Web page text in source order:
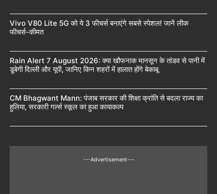
Vivo V80 Lite 5G को ये 3 फीचर्स बनाएंगे सबसे स्पेशल! जानें लीक
फीचर्स-कीमत
Rain Alert 7 August 2026: क्या खौफनाक मानसून के तांडव से पानी में
डूबेगी दिल्ली और यूपी, जानिए किन शहरों में हालात होंगे बेकाबू
CM Bhagwant Mann: पंजाब सरकार की शिक्षा क्रांति से बदला राज्य का
हुलिया, सरकारी गर्ल्स स्कूल का हुआ कायाकल्प
---Advertisement---